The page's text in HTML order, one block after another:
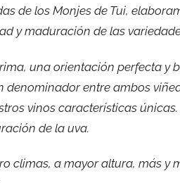
de los Monjes de Tui,
y maduración de las
una orientación perfecta y
denominador entre ambos
vinos características
de la uva.
climas, a mayor altura, más y